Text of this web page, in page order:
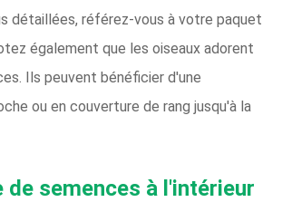
détaillées, référez-vous à votre paquet
également que les oiseaux adorent
Ils peuvent bénéficier d'une
ou en couverture de rang jusqu'à la
de semences à l'intérieur